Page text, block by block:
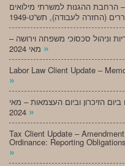
– הרחבת ההגנות למשרתי מילואים
וניהול סכסוכי משפחה וירושה –
»
Labor Law Client Update –
»
הזיכרון וביום העצמאות – מאי
»
Tax Client Update –
Ordinance: Reporting
»